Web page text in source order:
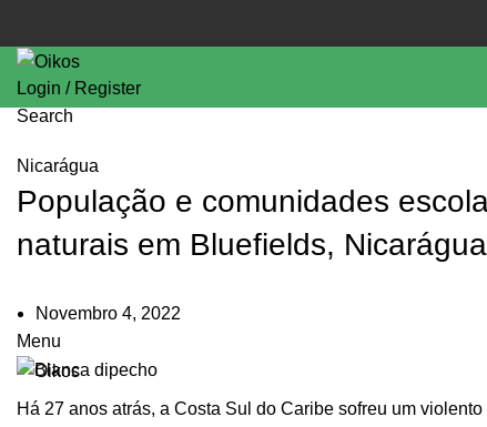
Login / Register
Search
Menu
Nicarágua
População e comunidades
naturais em Bluefields, Nicarágua
Novembro 4, 2022
Há 27 anos atrás, a Costa Sul do Caribe sofreu um